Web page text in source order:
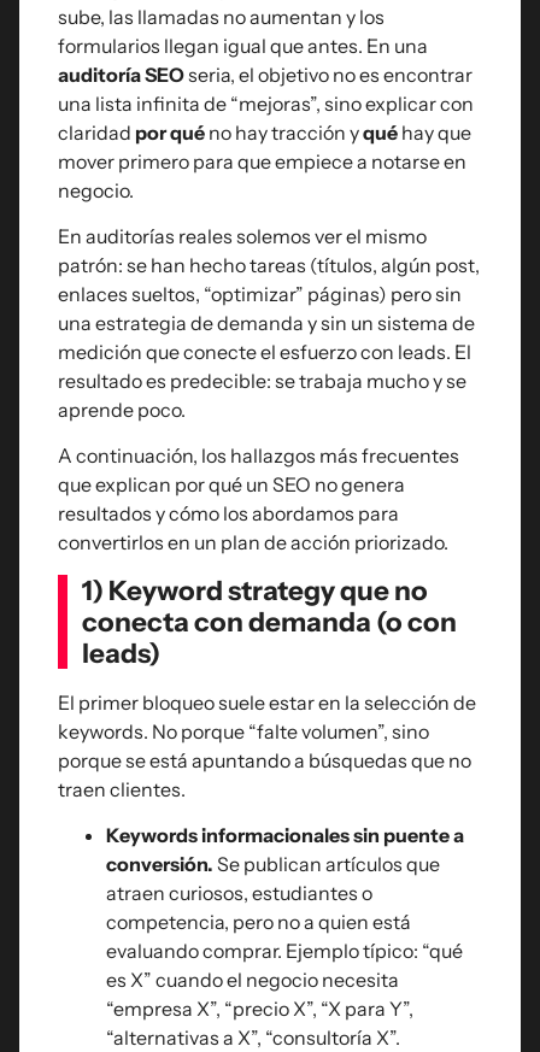
sube, las llamadas no aumentan y los
formularios llegan igual que antes. En una
auditoría SEOseria, el objetivo no es encontrar
una lista infinita de “mejoras”, sino explicar con
claridad por qué no hay tracción yqué hay que
mover primero para que empiece a notarse en
negocio.
En auditorías reales solemos ver el mismo
patrón: se han hecho tareas (títulos, algún post,
enlaces sueltos, “optimizar” páginas) pero sin
una estrategia de demanda y sin un sistema de
medición que conecte el esfuerzo con leads. El
resultado es predecible: se trabaja mucho y se
aprende poco.
A continuación, los hallazgos más frecuentes
que explican por qué un SEO no genera
resultados y cómo los abordamos para
convertirlos en un plan de acción priorizado.
1) Keyword strategy que no
conecta con demanda (o con
leads)
El primer bloqueo suele estar en la selección de
keywords. No porque “falte volumen”, sino
porque se está apuntando a búsquedas que no
traen clientes.
Keywords informacionales sin puente a
conversión. Se publican artículos que
atraen curiosos, estudiantes o
competencia, pero no a quien está
evaluando comprar. Ejemplo típico: “qué
es X” cuando el negocio necesita
“empresa X”, “precio X”, “X para Y”,
“alternativas a X”, “consultoría X”.